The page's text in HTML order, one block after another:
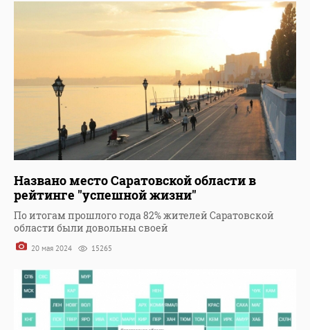
Названо место Саратовской области в
рейтинге "успешной жизни"
По итогам прошлого года 82% жителей Саратовской
области были довольны своей
20 мая 2024 15265